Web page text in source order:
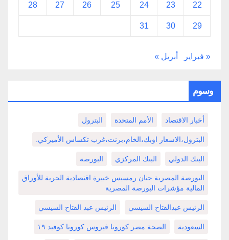
22
23
24
25
26
27
28
29
30
31
« فبراير أبريل »
وسوم
أخبار الاقتصاد الأمم المتحدة البترول
البترول،الاسعار اوبك،الخام،برنت،غرب تكساس الأميركي.
البنك الدولي البنك المركزي البورصة
البورصة المصرية حنان رمسيس خبيرة اقتصادية الحرية للأوراق
المالية مؤشرات البورصة المصرية
الرئيس عبدالفتاح السيسي الرئيس عبد الفتاح السيسي
السعودية الصحة مصر كورونا فيروس كورونا كوفيد ١٩